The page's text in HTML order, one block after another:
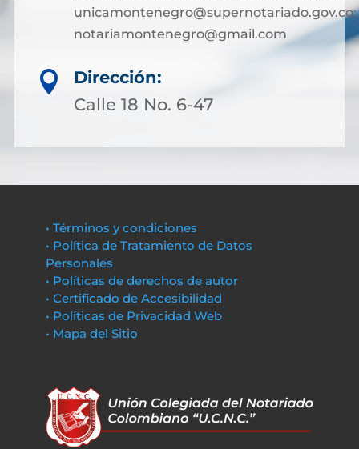
unicamontenegro@supernotariado.gov.co;
notariamontenegro@gmail.com

Dirección:
Calle 18 No. 6-47
• Términos y condiciones
• Política de Tratamiento de Datos
Personales
• Políticas de derechos de autor
• Certificado de Accesibilidad
• Políticas de Privacidad Web
• Mapa del Sitio